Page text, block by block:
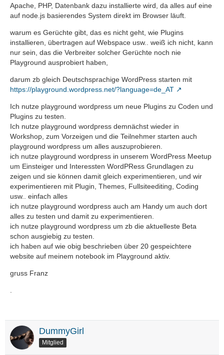
Apache, PHP, Datenbank dazu installierte wird, da alles auf eine
auf node.js basierendes System direkt im Browser läuft.
warum es Gerüchte gibt, das es nicht geht, wie Plugins
installieren, übertragen auf Webspace usw.. weiß ich nicht, kann
nur sein, das die Verbreiter solcher Gerüchte noch nie
Playground ausprobiert haben,
darum zb gleich Deutschsprachige WordPress starten mit
https://playground.wordpress.net/?language=de_AT
Ich nutze playground wordpress um neue Plugins zu Coden und
Plugins zu testen.
Ich nutze playground wordpress demnächst wieder in
Workshop, zum Vorzeigen und die Teilnehmer starten auch
playground wordpress um alles auszuprobieren.
ich nutze playground wordpress in unserem WordPress Meetup
um Einsteiger und Interessten WordPRess Grundlagen zu
zeigen und sie können damit gleich experimentieren, und wir
experimentieren mit Plugin, Themes, Fullsiteediting, Coding
usw.. einfach alles
ich nutze playground wordpress auch am Handy um auch dort
alles zu testen und damit zu experimentieren.
ich nutze playground wordpress um zb die aktuelleste Beta
schon ausgiebig zu testen.
ich haben auf wie obig beschrieben über 20 gespeichtere
website auf meinem notebook im Playground aktiv.
gruss Franz
DummyGirl
Mitglied